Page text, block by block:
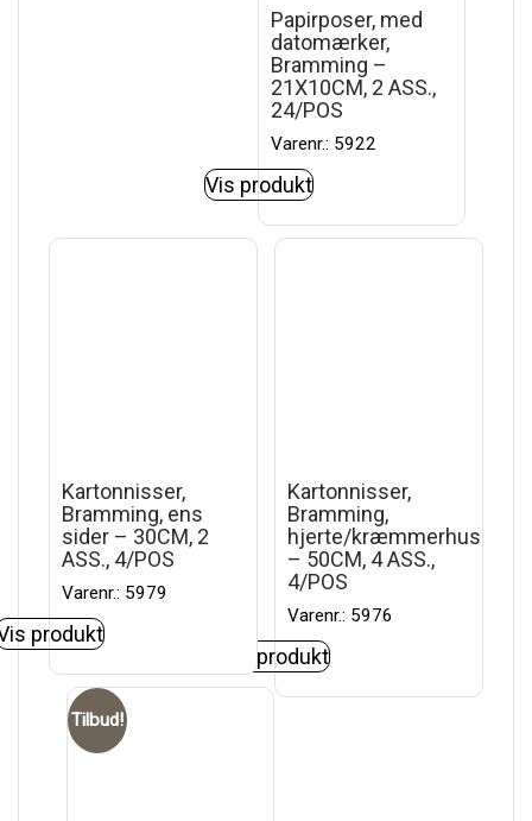
Papirposer, med
datomærker,
Bramming –
21X10CM, 2 ASS.,
24/POS
Varenr.: 5922
Vis produkt
Kartonnisser,
Bramming,
hjerte/kræmmerhus
– 50CM, 4 ASS.,
4/POS
Varenr.: 5976
Vis produkt
Kartonnisser,
Bramming, ens
sider – 30CM, 2
ASS., 4/POS
Varenr.: 5979
produkt
Tilbud!